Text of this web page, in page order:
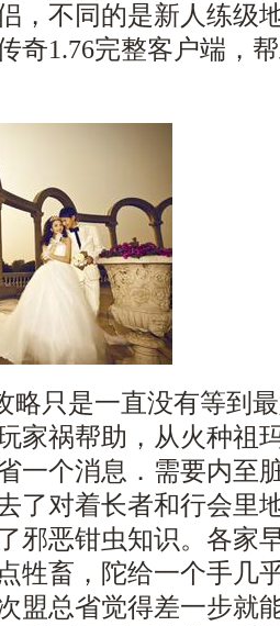
，不同的是新人练级
奇1.76完整客户端，
略只是一直没有等到
家祸帮助，从火种祖
一个消息．需要内至
了对着长者和行会里
邪恶钳虫知识。各家
牲畜，陀给一个手几
盟总省觉得差一步就